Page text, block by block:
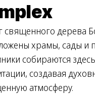
священного дерева
храмы, сады и
собираются
создавая
атмосферу.